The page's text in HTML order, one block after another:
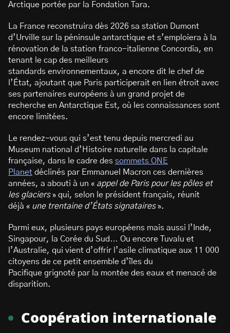
Arctique portée par la Fondation Tara.
La France reconstruira dès 2026 sa station Dumont
d’Urville sur la péninsule antarctique et s’emploiera à la
rénovation de la station franco-italienne Concordia, en
tenant le cap des meilleurs
standards environnementaux, a encore dit le chef de
l’État, ajoutant que Paris participerait en lien étroit avec
ses partenaires européens à un grand projet de
recherche en Antarctique Est, où les connaissances sont
encore limitées.
Le rendez-vous qui s’est tenu depuis mercredi au
Museum national d’Histoire naturelle dans la capitale
française, dans le cadre des sommets ONE
Planet déclinés par Emmanuel Macron ces dernières
années, a abouti à un « appel de Paris pour les pôles et
les glaciers» qui, selon le président français, réunit
déjà « une trentaine d’États signataires».
Parmi eux, plusieurs pays européens mais aussi l’Inde,
Singapour, la Corée du Sud… Ou encore Tuvalu et
l’Australie, qui vient d’offrir l’asile climatique aux 11 000
citoyens de ce petit ensemble d’îles du
Pacifique grignoté par la montée des eaux et menacé de
disparition.
Coopération internationale